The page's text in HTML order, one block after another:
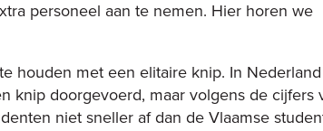
personeel aan te nemen. Hier horen we
houden met een elitaire knip. In Nederland
knip doorgevoerd, maar volgens de cijfers
niet sneller af dan de Vlaamse